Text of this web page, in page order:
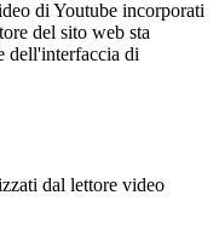
di Youtube incorporati
del sito web sta
dell'interfaccia di
dal lettore video